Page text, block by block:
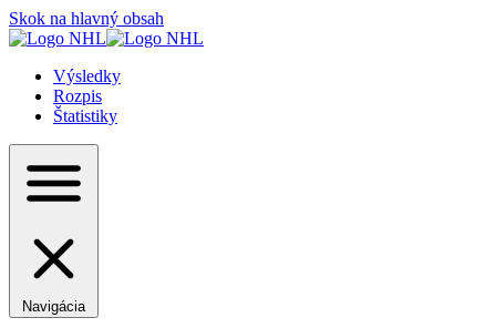
Skok na hlavný obsah
Výsledky
Rozpis
Štatistiky
Navigácia